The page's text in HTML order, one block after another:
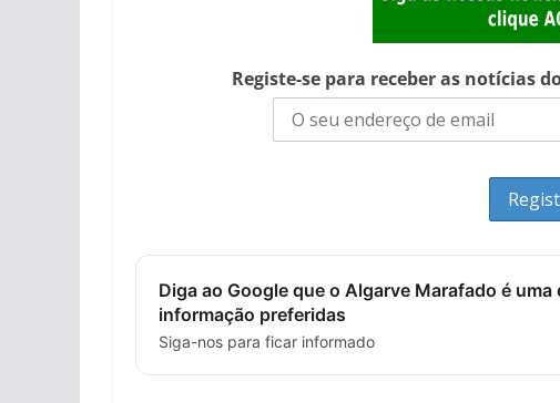
Registe-se para receber as notícias
Diga ao Google que o Algarve Marafado é
informação preferidas
Siga-nos para ficar informado